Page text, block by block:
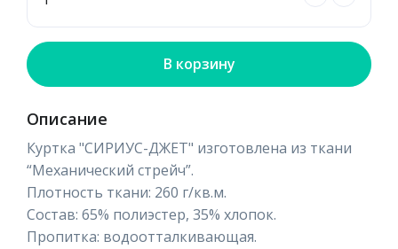
В корзину
Описание
Куртка "СИРИУС-ДЖЕТ" изготовлена из ткани
“Механический стрейч”.
Плотность ткани: 260 г/кв.м.
Состав: 65% полиэстер, 35% хлопок.
Пропитка: водоотталкивающая.